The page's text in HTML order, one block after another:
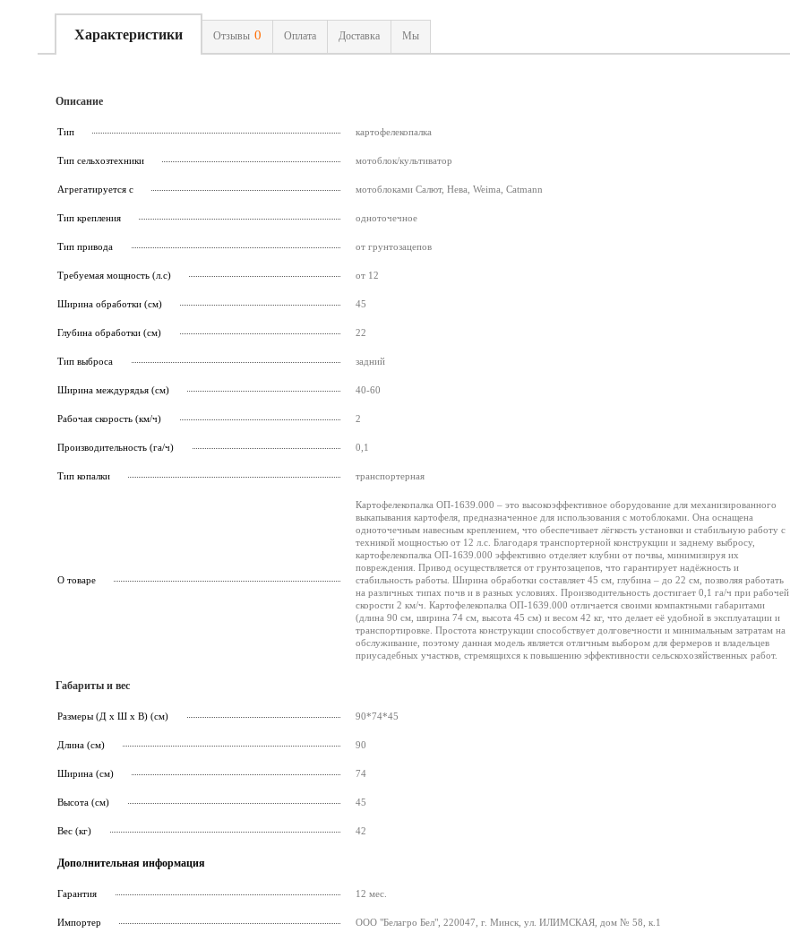
Характеристики Отзывы 0 Оплата Доставка Мы
Описание
Тип картофелекопалка
Тип сельхозтехники мотоблок/культиватор
Агрегатируется с мотоблоками Салют, Нева, Weima, Catmann
Тип крепления одноточечное
Тип привода от грунтозацепов
Требуемая мощность (л.с) от 12
Ширина обработки (см) 45
Глубина обработки (см) 22
Тип выброса задний
Ширина междурядья (см) 40-60
Рабочая скорость (км/ч) 2
Производительность (га/ч) 0,1
Тип копалки транспортерная
О товаре
Картофелекопалка ОП-1639.000 – это высокоэффективное оборудование для механизированного
выкапывания картофеля, предназначенное для использования с мотоблоками. Она оснащена
одноточечным навесным креплением, что обеспечивает лёгкость установки и стабильную работу с
техникой мощностью от 12 л.с. Благодаря транспортерной конструкции и заднему выбросу,
картофелекопалка ОП-1639.000 эффективно отделяет клубни от почвы, минимизируя их
повреждения. Привод осуществляется от грунтозацепов, что гарантирует надёжность и
стабильность работы. Ширина обработки составляет 45 см, глубина – до 22 см, позволяя работать
на различных типах почв и в разных условиях. Производительность достигает 0,1 га/ч при рабочей
скорости 2 км/ч. Картофелекопалка ОП-1639.000 отличается своими компактными габаритами
(длина 90 см, ширина 74 см, высота 45 см) и весом 42 кг, что делает её удобной в эксплуатации и
транспортировке. Простота конструкции способствует долговечности и минимальным затратам на
обслуживание, поэтому данная модель является отличным выбором для фермеров и владельцев
приусадебных участков, стремящихся к повышению эффективности сельскохозяйственных работ.
Габариты и вес
Размеры (Д х Ш х В) (см) 90*74*45
Длина (см) 90
Ширина (см) 74
Высота (см) 45
Вес (кг) 42
Дополнительная информация
Гарантия 12 мес.
Импортер ООО "Белагро Бел", 220047, г. Минск, ул. ИЛИМСКАЯ, дом № 58, к.1